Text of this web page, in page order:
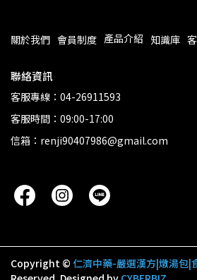
關於我們 會員制度 產品介紹 知識庫
聯絡資訊
客服專線：04-26911593
客服時間：09:00-17:00
信箱：renji90407986@gmail.com
Copyright © 仁濟中藥-嚴選漢方|燉湯包|